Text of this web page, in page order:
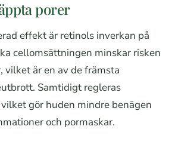
porer
effekt är retinols inverkan på
cellomsättningen minskar risken
är en av de främsta
Samtidigt regleras
gör huden mindre benägen
och pormaskar.